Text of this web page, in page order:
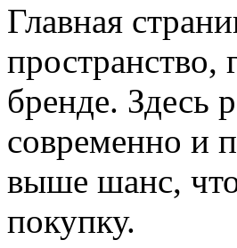
Главная
пространство,
бренде. Здесь
современно и
выше шанс, что
покупку.